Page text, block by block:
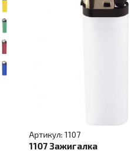
Артикул: 1107
1107 Зажигалка